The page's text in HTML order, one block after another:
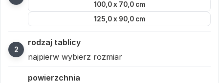
100,0 x 70,0 cm
125,0 x 90,0 cm
rodzaj tablicy
najpierw wybierz rozmiar
powierzchnia